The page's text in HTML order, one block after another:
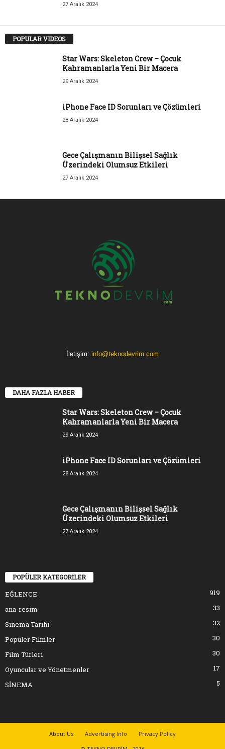
27 Aralık 2024
POPULAR VIDEOS
Star Wars: Skeleton Crew – Çocuk
Kahramanlarla Yeni Bir Macera
29 Aralık 2024
iPhone Face ID Sorunları ve Çözümleri
28 Aralık 2024
Gece Çalışmanın Bilişsel Sağlık
Üzerindeki Olumsuz Etkileri
27 Aralık 2024
İletişim: info@teknodevrim.com
DAHA FAZLA HABER
Star Wars: Skeleton Crew – Çocuk
Kahramanlarla Yeni Bir Macera
29 Aralık 2024
iPhone Face ID Sorunları ve Çözümleri
28 Aralık 2024
Gece Çalışmanın Bilişsel Sağlık
Üzerindeki Olumsuz Etkileri
27 Aralık 2024
POPÜLER KATEGORİLER
EĞLENCE
919
ana-resim
33
Sinema Tarihi
32
Popüler Filmler
30
Film Türleri
30
Oyuncular ve Yönetmenler
17
SİNEMA
5
About Us Advertising Info
Privacy Policy